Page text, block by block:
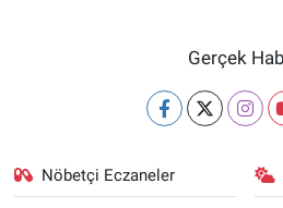
Gerçek
Nöbetçi Eczaneler